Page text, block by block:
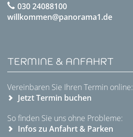
030 24088100
willkommen@panorama1.de
TERMINE & ANFAHRT
Vereinbaren Sie Ihren Termin online:
Jetzt Termin buchen
So finden Sie uns ohne Probleme:
Infos zu Anfahrt & Parken